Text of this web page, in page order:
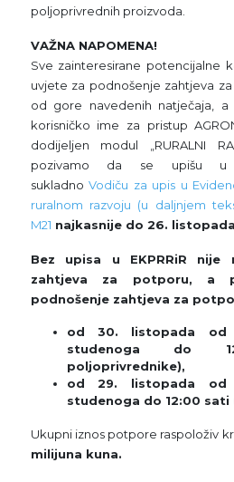
poljoprivrednih proizvoda.
VAŽNA NAPOMENA!
Sve zainteresirane potencijalne
uvjete za podnošenje zahtjeva
od gore navedenih natječaja, a
korisničko ime za pristup
dodijeljen modul „RURALNI
pozivamo da se upišu u
sukladnoVodiču za upis u
ruralnom razvoju (u daljnjem
M21 najkasnije do 26.
Bez upisa u EKPRRiR nije
zahtjeva za potporu, a
podnošenje zahtjeva za
od 30. listopada
studenoga do
poljoprivrednike),
od 29. listopada
studenoga do 12:00 sati
Ukupni iznos potpore raspoloživ
milijuna kuna.